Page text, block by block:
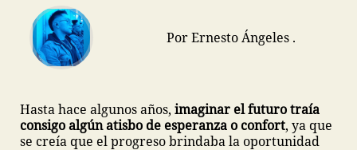
Por Ernesto Ángeles .
Hasta hace algunos años, imaginar el futuro traía
consigo algún atisbo de esperanza o confort, ya que
se creía que el progreso brindaba la oportunidad